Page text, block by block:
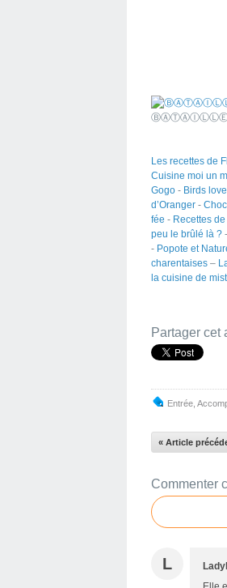
Les recettes de
Cuisine moi un
Gogo - Birds
d’Oranger -
fée - Recettes
peu le brûlé là ? -
- Popote et
charentaises –
la cuisine de
Partager cet
Entrée
« Article
Commenter
L